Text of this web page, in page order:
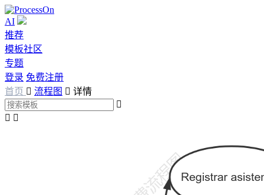
AI
推荐
模板社区
专题
登录 免费注册
首页  流程图  详情

 